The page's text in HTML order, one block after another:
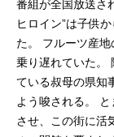
番組が全国放送さ
ヒロイン”は子供
た。 フルーツ産
乗り遅れていた。
ている叔母の県知
よう唆される。
させ、この街に活